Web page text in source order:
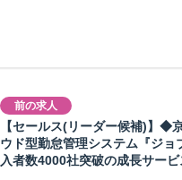
前の求人
【セールス(リーダー候補)】◆
ウド型勤怠管理システム『ジョ
入者数4000社突破の成長サービ